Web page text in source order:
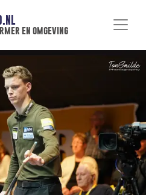
en omgeving